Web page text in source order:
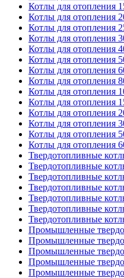
Котлы для отопления
Котлы для отопления
Котлы для отопления
Котлы для отопления
Котлы для отопления
Котлы для отопления
Котлы для отопления
Котлы для отопления
Котлы для отопления
Котлы для отопления
Котлы для отопления
Котлы для отопления
Котлы для отопления
Котлы для отопления
Твердотопливные
Твердотопливные
Твердотопливные
Твердотопливные
Твердотопливные
Твердотопливные
Твердотопливные
Промышленные
Промышленные
Промышленные
Промышленные
Промышленные